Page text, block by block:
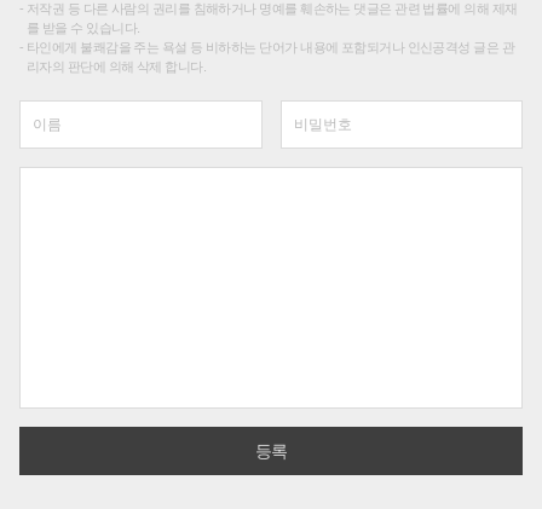
저작권 등 다른 사람의 권리를 침해하거나 명예를 훼손하는 댓글은 관련 법률에 의해 제재
를 받을 수 있습니다.
타인에게 불쾌감을 주는 욕설 등 비하하는 단어가 내용에 포함되거나 인신공격성 글은 관
리자의 판단에 의해 삭제 합니다.